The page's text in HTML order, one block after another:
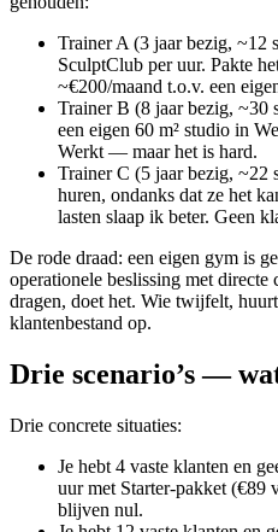
Trainer A (3 jaar bezig, ~12
SculptClub per uur. Pakte
~€200/maand t.o.v. een
Trainer B (8 jaar bezig, ~30
een eigen 60 m² studio in
Werkt — maar het is hard.
Trainer C (5 jaar bezig, ~22
huren, ondanks dat ze het
lasten slaap ik beter. Geen
De rode draad: een eigen gym is
operationele beslissing met
dragen, doet het. Wie twijfelt,
klantenbestand op.
Drie scenario’s —
Drie concrete situaties:
Je hebt 4 vaste klanten en
uur met Starter-pakket (€89
blijven nul.